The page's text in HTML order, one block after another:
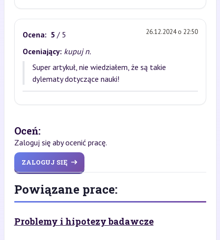
Ocena: 5 / 5 26.12.2024 o 22:50
Oceniający: kupuj n.
Super artykuł, nie wiedziałem, że są takie
dylematy dotyczące nauki!
Oceń:
Zaloguj się aby ocenić pracę.
ZALOGUJ SIĘ
Powiązane prace:
Problemy i hipotezy badawcze